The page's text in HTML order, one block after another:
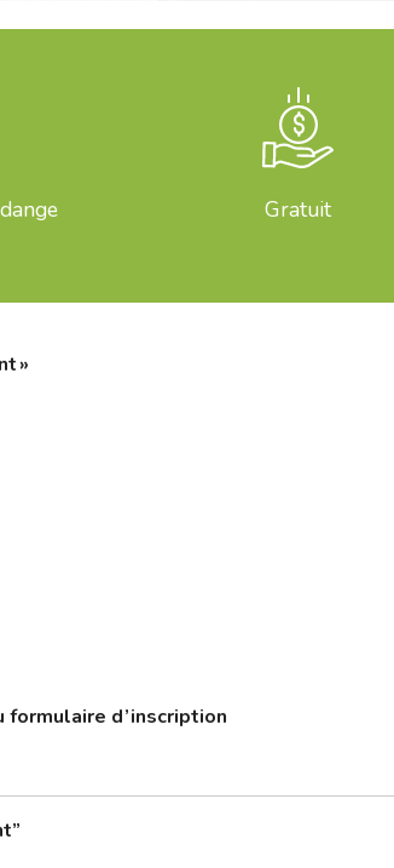
Gratuit
»
formulaire d’inscription